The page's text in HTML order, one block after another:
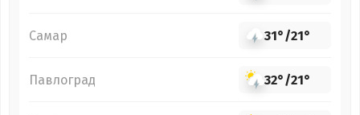
Самар 31°/21°
Павлоград 32°/21°